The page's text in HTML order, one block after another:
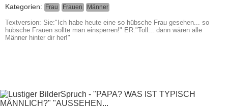
Kategorien: Frau Frauen Männer
Textversion: Sie:"Ich habe heute eine so hübsche Frau gesehen... so
hübsche Frauen sollte man einsperren!" ER:"Toll... dann wären alle
Männer hinter dir her!"